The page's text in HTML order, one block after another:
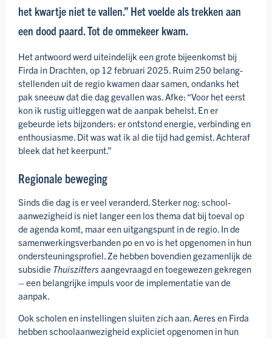
het kwartje niet te vallen.” Het voelde als trekken aan
een dood paard. Tot de ommekeer kwam.
Het antwoord werd uiteindelijk een grote bijeenkomst bij
Firda in Drachten, op 12 februari 2025. Ruim 250 belang­
stellenden uit de regio kwamen daar samen, ondanks het
pak sneeuw dat die dag gevallen was. Afke: “Voor het eerst
kon ik rustig uitleggen wat de aanpak behelst. En er
gebeurde iets bijzonders: er ontstond energie, verbinding en
enthousiasme. Dit was wat ik al die tijd had gemist. Achteraf
bleek dat het keerpunt.”
Regionale beweging
Sinds die dag is er veel veranderd. Sterker nog: school­­
aanwezig­heid is niet langer een los thema dat bij toeval op
de agenda komt, maar een uitgangspunt in de regio. In de
samen­werkings­­verbanden po en vo is het opgenomen in hun
onder­steunings­profiel. Ze hebben bovendien gezamenlijk de
subsidie Thuiszittersaangevraagd en toegewezen gekregen
– een belangrijke impuls voor de implementatie van de
aanpak.
Ook scholen en instellingen sluiten zich aan. Aeres en Firda
hebben school­aanwezig­heid expliciet opgenomen in hun